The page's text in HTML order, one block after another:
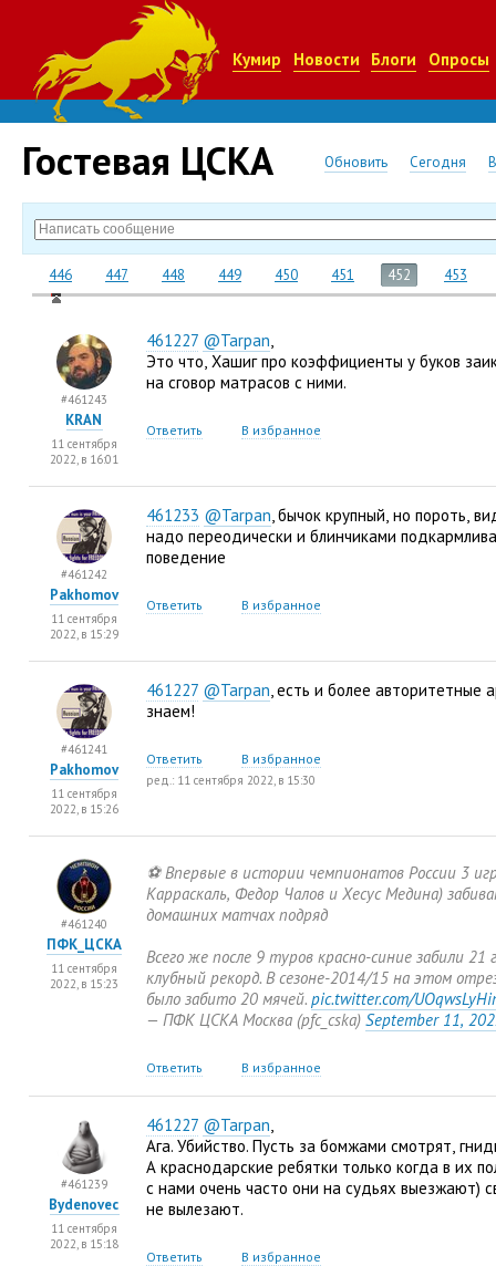
Кумир Новости Блоги Опросы
Гостевая ЦСКА Обновить Сегодня
446 447 448 449 450 451 452 453
461227 @Tarpan,
Это что, Хашиг про коэффициенты у буков
на сговор матрасов с ними.
Ответить В избранное
#461243
KRAN
11 сентября
2022, в 16:01
461233 @Tarpan, бычок крупный, но пороть,
надо переодически и блинчиками
поведение
Ответить В избранное
#461242
Pakhomov
11 сентября
2022, в 15:29
461227 @Tarpan, есть и более авторитетные
знаем!
Ответить В избранное
ред.: 11 сентября 2022, в 15:30
#461241
Pakhomov
11 сентября
2022, в 15:26
⚽️ Впервые в истории чемпионатов России 3
Карраскаль, Федор Чалов и Хесус Медина)
домашних матчах подряд
Всего же после 9 туров красно-синие забили 21
клубный рекорд. В сезоне-2014/15 на этом
было забито 20 мячей. pic.twitter.com/
— ПФК ЦСКА Москва (pfc_cska) September 11,
Ответить В избранное
#461240
ПФК_ЦСКА
11 сентября
2022, в 15:23
461227 @Tarpan,
Ага. Убийство. Пусть за бомжами смотрят,
А краснодарские ребятки только когда в их
с нами очень часто они на судьях выезжают)
не вылезают.
Ответить В избранное
#461239
Bydenovec
11 сентября
2022, в 15:18